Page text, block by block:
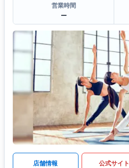
営業時間
ー
店舗情報 公式サイト